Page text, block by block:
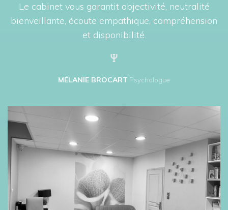
Le cabinet vous garantit objectivité, neutralité
bienveillante, écoute empathique, compréhension
et disponibilité.
MÉLANIE BROCART Psychologue